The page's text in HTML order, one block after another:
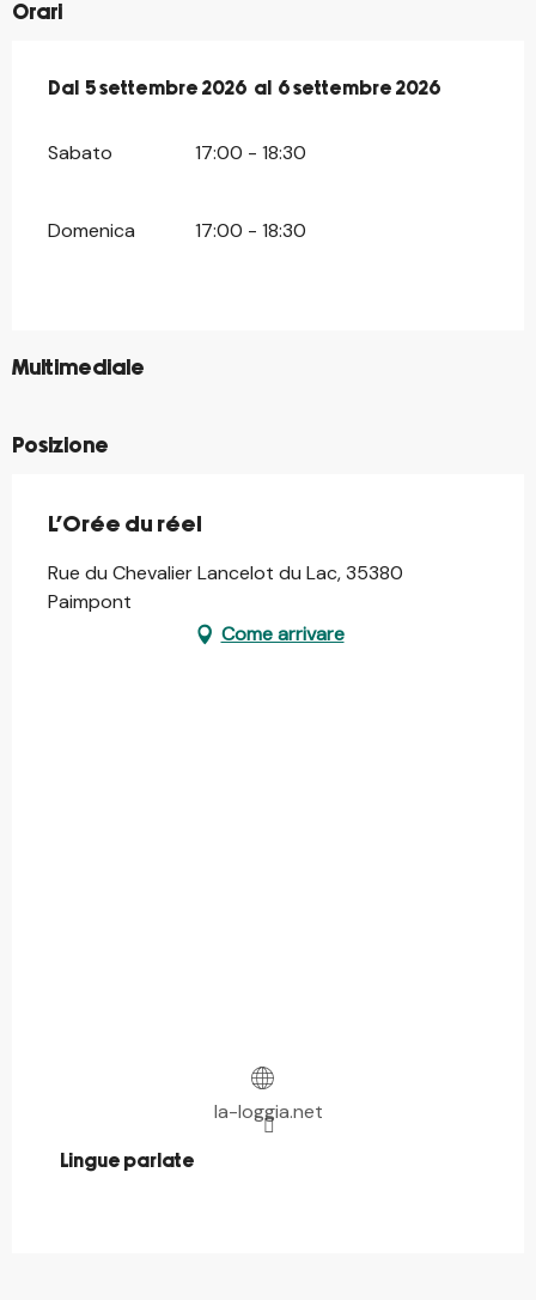
Orari
Dal 5 settembre 2026 al 6 settembre 2026
Dal 5 settembre 2026 al 6 settembre 2026
Sabato 17:00 - 18:30
Domenica 17:00 - 18:30
Multimediale
©
Posizione
L'Orée du réel
Rue du Chevalier Lancelot du Lac, 35380
Paimpont
Come arrivare
la-loggia.net
Lingue parlate
Lingue parlate